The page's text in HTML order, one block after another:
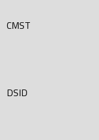
CMST
DSID